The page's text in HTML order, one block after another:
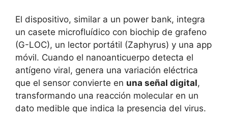
El dispositivo, similar a un power bank, integra
un casete microfluídico con biochip de grafeno
(G-LOC), un lector portátil (Zaphyrus) y una app
móvil. Cuando el nanoanticuerpo detecta el
antígeno viral, genera una variación eléctrica
que el sensor convierte en una señal digital,
transformando una reacción molecular en un
dato medible que indica la presencia del virus.